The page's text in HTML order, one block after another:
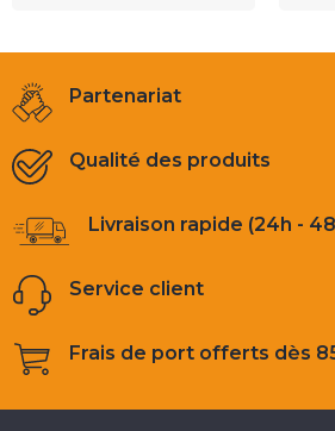
Partenariat
Qualité des produits
Livraison rapide (24h -
Service client
Frais de port offerts dès